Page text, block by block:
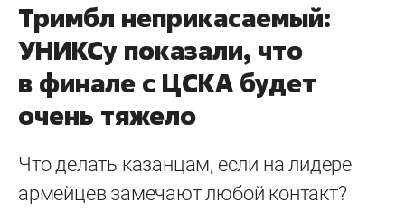
Тримбл неприкасаемый:
УНИКСу показали, что
в финале с ЦСКА будет
очень тяжело
Что делать казанцам, если на лидере
армейцев замечают любой контакт?